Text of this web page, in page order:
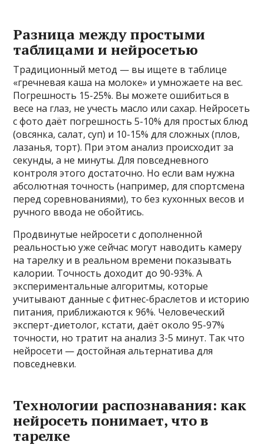
Разница между простыми
таблицами и нейросетью
Традиционный метод — вы ищете в таблице
«гречневая каша на молоке» и умножаете на вес.
Погрешность 15-25%. Вы можете ошибиться в
весе на глаз, не учесть масло или сахар. Нейросеть
с фото даёт погрешность 5-10% для простых блюд
(овсянка, салат, суп) и 10-15% для сложных (плов,
лазанья, торт). При этом анализ происходит за
секунды, а не минуты. Для повседневного
контроля этого достаточно. Но если вам нужна
абсолютная точность (например, для спортсмена
перед соревнованиями), то без кухонных весов и
ручного ввода не обойтись.
Продвинутые нейросети с дополненной
реальностью уже сейчас могут наводить камеру
на тарелку и в реальном времени показывать
калории. Точность доходит до 90-93%. А
экспериментальные алгоритмы, которые
учитывают данные с фитнес-браслетов и историю
питания, приближаются к 96%. Человеческий
эксперт-диетолог, кстати, даёт около 95-97%
точности, но тратит на анализ 3-5 минут. Так что
нейросети — достойная альтернатива для
повседневки.
Технологии распознавания: как
нейросеть понимает, что в
тарелке